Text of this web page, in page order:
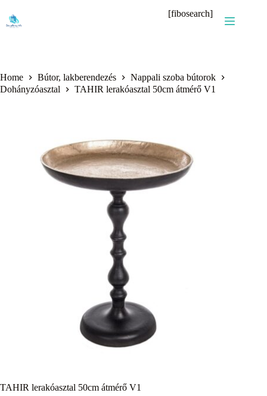
content
[fibosearch]
Home Bútor, lakberendezés
Nappali szoba bútorok
Dohányzóasztal
TAHIR lerakóasztal 50cm átmérő V1
TAHIR lerakóasztal 50cm átmérő V1